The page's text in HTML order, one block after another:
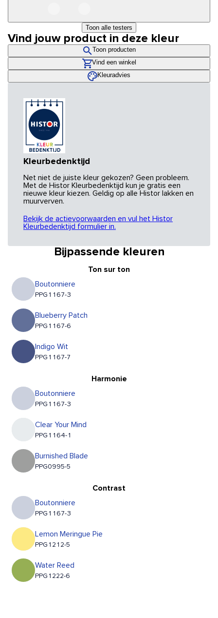
Toon alle testers
Vind jouw product in deze kleur
Toon producten
Vind een winkel
Kleuradvies
Kleurbedenktijd
Net niet de juiste kleur gekozen? Geen probleem.
Met de Histor Kleurbedenktijd kun je gratis een
nieuwe kleur kiezen. Geldig op alle Histor lakken en
muurverven.
Bekijk de actievoorwaarden en vul het Histor
Kleurbedenktijd formulier in.
Bijpassende kleuren
Ton sur ton
Boutonniere
PPG1167-3
Blueberry Patch
PPG1167-6
Indigo Wit
PPG1167-7
Harmonie
Boutonniere
PPG1167-3
Clear Your Mind
PPG1164-1
Burnished Blade
PPG0995-5
Contrast
Boutonniere
PPG1167-3
Lemon Meringue Pie
PPG1212-5
Water Reed
PPG1222-6